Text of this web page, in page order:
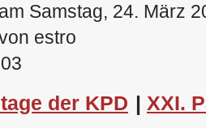
Samstag, 24. März
estro
der KPD | XXI.